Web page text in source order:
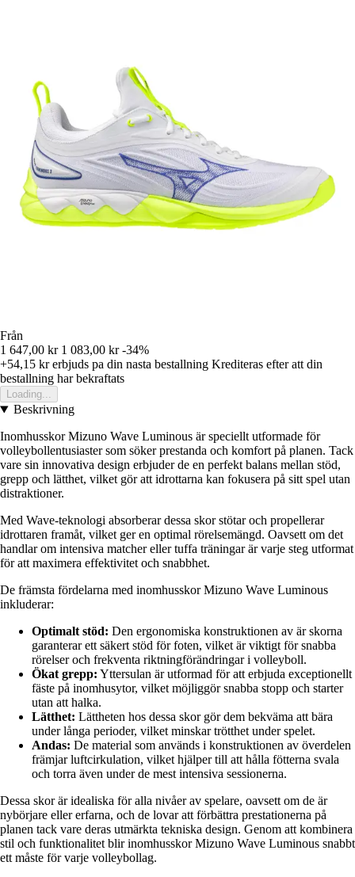
Från
1 647,00 kr 1 083,00 kr -34%
+54,15 krerbjuds pa din nasta bestallning Krediteras efter att din
bestallning har bekraftats
Loading...
Beskrivning
Inomhusskor Mizuno Wave Luminous är speciellt utformade för
volleybollentusiaster som söker prestanda och komfort på planen. Tack
vare sin innovativa design erbjuder de en perfekt balans mellan stöd,
grepp och lätthet, vilket gör att idrottarna kan fokusera på sitt spel utan
distraktioner.
Med Wave-teknologi absorberar dessa skor stötar och propellerar
idrottaren framåt, vilket ger en optimal rörelsemängd. Oavsett om det
handlar om intensiva matcher eller tuffa träningar är varje steg utformat
för att maximera effektivitet och snabbhet.
De främsta fördelarna med inomhusskor Mizuno Wave Luminous
inkluderar:
Optimalt stöd: Den ergonomiska konstruktionen av är skorna
garanterar ett säkert stöd för foten, vilket är viktigt för snabba
rörelser och frekventa riktningförändringar i volleyboll.
Ökat grepp: Yttersulan är utformad för att erbjuda exceptionellt
fäste på inomhusytor, vilket möjliggör snabba stopp och starter
utan att halka.
Lätthet: Lättheten hos dessa skor gör dem bekväma att bära
under långa perioder, vilket minskar trötthet under spelet.
Andas: De material som används i konstruktionen av överdelen
främjar luftcirkulation, vilket hjälper till att hålla fötterna svala
och torra även under de mest intensiva sessionerna.
Dessa skor är idealiska för alla nivåer av spelare, oavsett om de är
nybörjare eller erfarna, och de lovar att förbättra prestationerna på
planen tack vare deras utmärkta tekniska design. Genom att kombinera
stil och funktionalitet blir inomhusskor Mizuno Wave Luminous snabbt
ett måste för varje volleybollag.